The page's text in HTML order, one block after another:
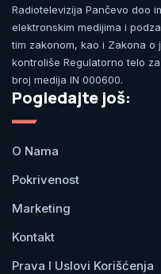
Radiotelevizija Pančevo doo
elektronskim medijima i
tim zakonom, kao i Zakona o
kontroliše Regulatorno telo
broj medija IN 000600.
Pogledajte još:
O Nama
Pokrivenost
Marketing
Kontakt
Prava I Uslovi Korišćenja